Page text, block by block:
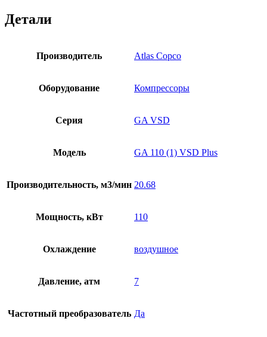
Детали
Производитель Atlas Copco
Оборудование Компрессоры
Серия GA VSD
Модель GA 110 (1) VSD Plus
Производительность, м3/мин 20.68
Мощность, кВт 110
Охлаждение воздушное
Давление, атм 7
Частотный преобразователь Да